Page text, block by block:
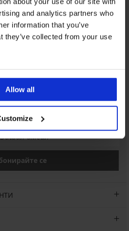
and analytics partners who
information that you’ve
they’ve collected from your use
Allow all
работен ден от 9:00 до 17:00
ни и получете най-добрите
се